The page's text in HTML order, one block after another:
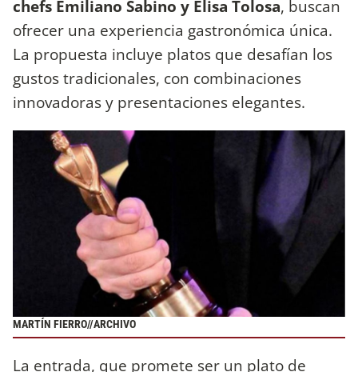
chefs Emiliano Sabino y Elisa Tolosa, buscan
ofrecer una experiencia gastronómica única.
La propuesta incluye platos que desafían los
gustos tradicionales, con combinaciones
innovadoras y presentaciones elegantes.
MARTÍN FIERRO//ARCHIVO
La entrada, que promete ser un plato de